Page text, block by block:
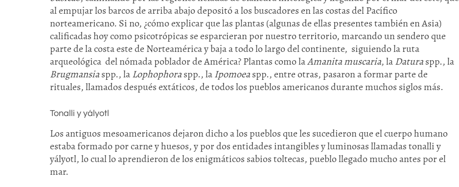
al empujar los barcos de arriba abajo depositó a los buscadores en las costas del Pacífico
norteamericano. Si no, ¿cómo explicar que las plantas (algunas de ellas presentes también en Asia)
calificadas hoy como psicotrópicas se esparcieran por nuestro territorio, marcando un sendero que
parte de la costa este de Norteamérica y baja a todo lo largo del continente, siguiendo la ruta
arqueológica del nómada poblador de América? Plantas como laAmanita muscaria, laDaturaspp., la
Brugmansiaspp., laLophophoraspp., laIpomoeaspp., entre otras, pasaron a formar parte de
rituales, llamados después extáticos, de todos los pueblos americanos durante muchos siglos más.
Tonalli y yályotl
Los antiguos mesoamericanos dejaron dicho a los pueblos que les sucedieron que el cuerpo humano
estaba formado por carne y huesos, y por dos entidades intangibles y luminosas llamadas tonalli y
yályotl, lo cual lo aprendieron de los enigmáticos sabios toltecas, pueblo llegado mucho antes por el
mar.